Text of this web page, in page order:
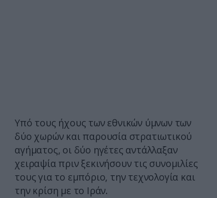
Υπό τους ήχους των εθνικών ύμνων των
δύο χωρών και παρουσία στρατιωτικού
αγήματος, οι δύο ηγέτες αντάλλαξαν
χειραψία πριν ξεκινήσουν τις συνομιλίες
τους για το εμπόριο, την τεχνολογία και
την κρίση με το Ιράν.